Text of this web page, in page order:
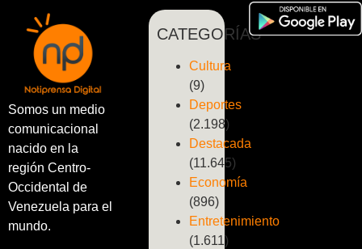
Somos un medio
comunicacional
nacido en la
región Centro-
Occidental de
Venezuela para el
mundo.
CATEGORÍAS
Cultura
(9)
Deportes
(2.198)
Destacada
(11.645)
Economía
(896)
Entretenimiento
(1.611)